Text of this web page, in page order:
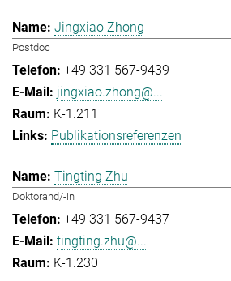
Jingxiao Zhong
Postdoc
+49 331 567-9439
jingxiao.zhong@...
K-1.211
Publikationsreferenzen
Tingting Zhu
Doktorand/-in
+49 331 567-9437
tingting.zhu@...
K-1.230